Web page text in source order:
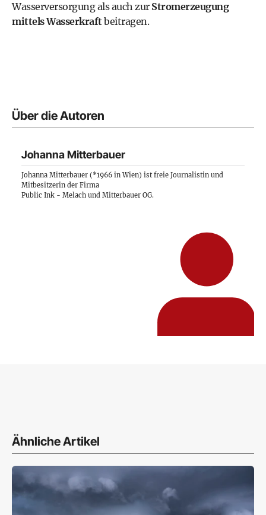
Wasserversorgung als auch zur Stromerzeugung
mittelsWasserkraftbeitragen.
Über die Autoren
Johanna Mitterbauer
Johanna Mitterbauer (*1966 in Wien) ist freie Journalistin und
Mitbesitzerin der Firma
Public Ink - Melach und Mitterbauer OG.
Ähnliche Artikel